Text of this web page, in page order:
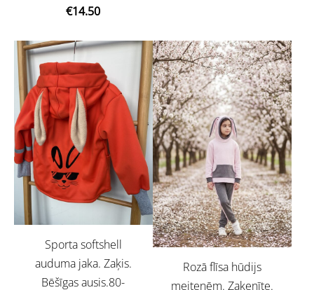
€14.50
Sporta softshell
auduma jaka. Zaķis.
Bēšīgas ausis.80-
Rozā flīsa hūdijs
meitenēm. Zaķenīte.